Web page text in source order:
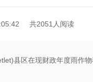
共2051人阅读
县区在现财政年度雨作